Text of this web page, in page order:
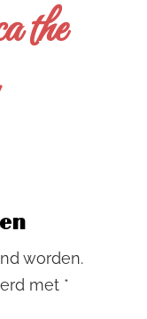
the
worden.
met *